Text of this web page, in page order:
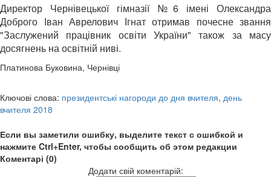
Директор Чернівецької гімназії №6 імені Олександра
Доброго Іван Аврелович Ігнат отримав почесне звання
"Заслужений працівник освіти України" також за масу
досягнень на освітній ниві.
Платинова Буковина, Чернівці
Ключові слова: президентські нагороди до дня вчителя, день
вчителя 2018
Если вы заметили ошибку, выделите текст с ошибкой и
нажмите Ctrl+Enter, чтобы сообщить об этом редакции
Коментарі (0)
Додати свій коментарій: